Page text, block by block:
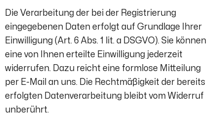
Die Verarbeitung der bei der Registrierung
eingegebenen Daten erfolgt auf Grundlage Ihrer
Einwilligung (Art. 6 Abs. 1 lit. a DSGVO). Sie können
eine von Ihnen erteilte Einwilligung jederzeit
widerrufen. Dazu reicht eine formlose Mitteilung
per E-Mail an uns. Die Rechtmäßigkeit der bereits
erfolgten Datenverarbeitung bleibt vom Widerruf
unberührt.